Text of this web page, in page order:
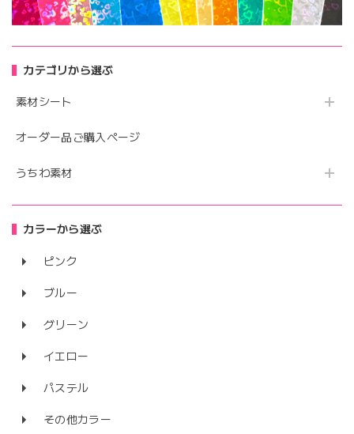
カテゴリから選ぶ
素材シート
オーダー品ご購入ページ
うちわ素材
カラーから選ぶ
ピンク
ブルー
グリーン
イエロー
パステル
その他カラー